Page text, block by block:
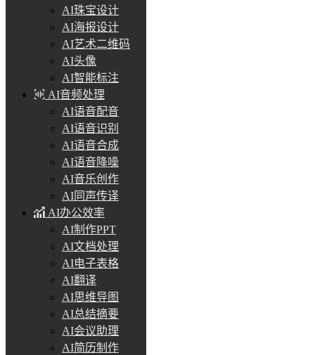
AI珠宝设计
AI海报设计
AI艺术二维码
AI头像
AI智能标注
AI音频处理
AI语音配音
AI语音识别
AI语音合成
AI语音降噪
AI音乐创作
AI同声传译
AI办公效率
AI制作PPT
AI文档处理
AI电子表格
AI翻译
AI思维导图
AI总结摘要
AI会议助理
AI简历制作